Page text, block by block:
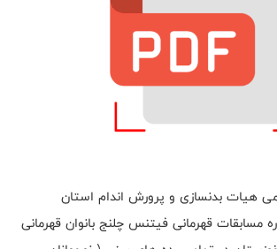
هیات بدنسازی و پرورش اندام استان
مسابقات قهرمانی فیتنس چلنج بانوان قهرمانی